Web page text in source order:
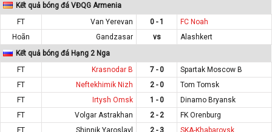
Kết quả bóng đá VĐQG Armenia
FT
Van Yerevan 0 - 1
FC Noah
Hoãn
Gandzasar vs
Alashkert
Kết quả bóng đá Hạng 2 Nga
FT
Krasnodar B 7 - 0
Spartak Moscow B
FT
Neftekhimik Nizh 2 - 0
Tom Tomsk
FT
Irtysh Omsk 1 - 0
Dinamo Bryansk
FT
Volgar Astrakhan 2 - 2
FK Orenburg
FT
Shinnik Yaroslavl 2 - 3
SKA-Khabarovsk